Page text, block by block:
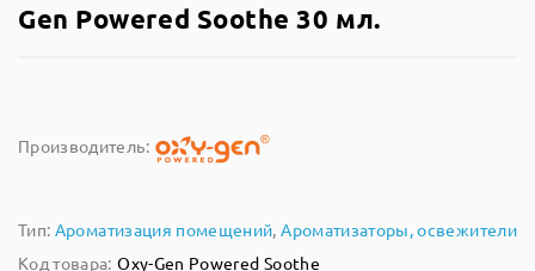
Gen Powered Soothe 30 мл.
Производитель:
Тип: Ароматизация помещений,Ароматизаторы, освежители
Код товара: Oxy-Gen Powered Soothe